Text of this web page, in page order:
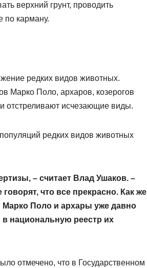
верхний грунт, проводить
по карману.
редких видов животных.
Марко Поло, архаров, козерогов
отстреливают исчезающие виды.
редких видов животных
– считает Влад Ушаков. –
что все прекрасно. Как же
Марко Поло и архары уже давно
национальную реестр их
отмечено, что в Государственном